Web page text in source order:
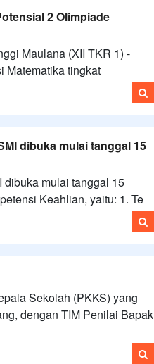
2 Olimpiade
Maulana (XII TKR 1) -
Matematika tingkat
dibuka mulai tanggal 15
dibuka mulai tanggal 15
Keahlian, yaitu: 1. Te
Sekolah (PKKS) yang
dengan TIM Penilai Bapak